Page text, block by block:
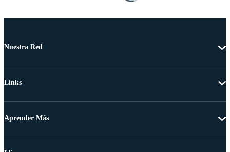
Nuestra Red
Links
Aprender Más